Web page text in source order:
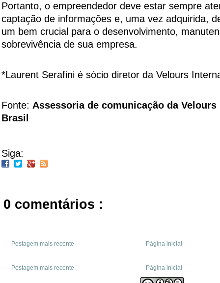
Portanto, o empreendedor deve estar sempre
captação de informações e, uma vez adquirida,
um bem crucial para o desenvolvimento,
sobrevivência de sua empresa.
*Laurent Serafini é sócio diretor da Velours
Fonte: Assessoria de comunicação da
Brasil
Siga:
0 comentários :
Postagem mais recente Página inicial
Postagem mais recente Página inicial